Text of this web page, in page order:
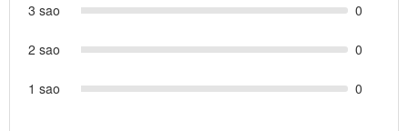
3 sao 0
2 sao 0
1 sao 0